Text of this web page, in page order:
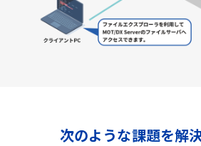
次のような課題を解決